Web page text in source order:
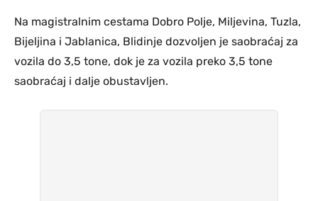
Na magistralnim cestama Dobro Polje, Miljevina, Tuzla,
Bijeljina i Jablanica, Blidinje dozvoljen je saobraćaj za
vozila do 3,5 tone, dok je za vozila preko 3,5 tone
saobraćaj i dalje obustavljen.